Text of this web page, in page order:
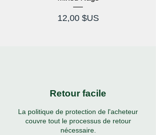
Prix
12,00 $US
Retour facile
La politique de protection de l'acheteur
couvre tout le processus de retour
nécessaire.